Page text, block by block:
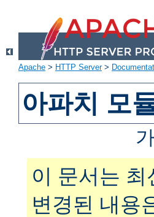
Apache > HTTP Server>
아파치 모
이 문서는
변경된 내용